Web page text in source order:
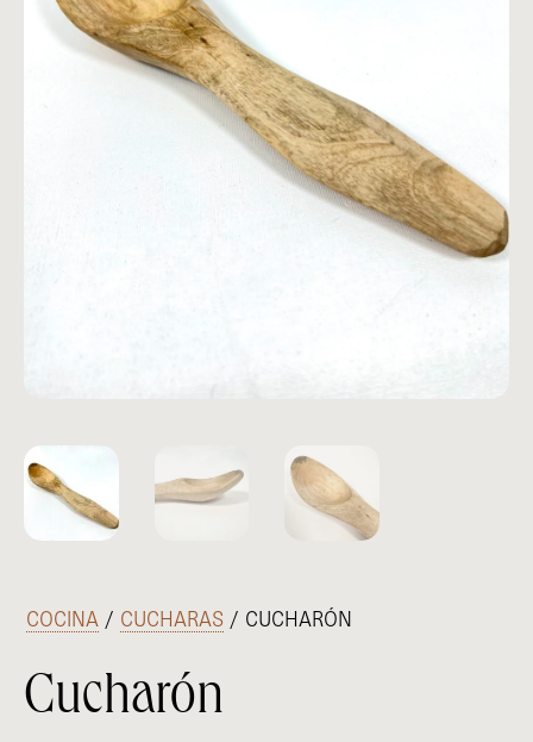
COCINA / CUCHARAS / CUCHARÓN
Cucharón